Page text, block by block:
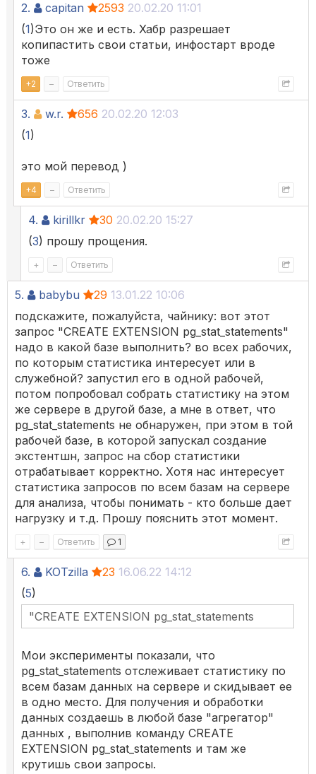
2. capitan 2593 20.02.20 11:01
(1)Это он же и есть. Хабр разрешает
копипастить свои статьи, инфостарт вроде
тоже
+2 – Ответить
3. w.r. 656 20.02.20 12:03
(1)
это мой перевод )
+4 – Ответить
4. kirillkr 30 20.02.20 15:27
(3) прошу прощения.
+ – Ответить
5. babybu 29 13.01.22 10:06
подскажите, пожалуйста, чайнику: вот этот
запрос "CREATE EXTENSION pg_stat_statements"
надо в какой базе выполнить? во всех рабочих,
по которым статистика интересует или в
служебной? запустил его в одной рабочей,
потом попробовал собрать статистику на этом
же сервере в другой базе, а мне в ответ, что
pg_stat_statements не обнаружен, при этом в той
рабочей базе, в которой запускал создание
экстентшн, запрос на сбор статистики
отрабатывает корректно. Хотя нас интересует
статистика запросов по всем базам на сервере
для анализа, чтобы понимать - кто больше дает
нагрузку и т.д. Прошу пояснить этот момент.
+ – Ответить 1
6. KOTzilla 23 16.06.22 14:12
(5)
"CREATE EXTENSION pg_stat_statements
Мои эксперименты показали, что
pg_stat_statements отслеживает статистику по
всем базам данных на сервере и скидывает ее
в одно место. Для получения и обработки
данных создаешь в любой базе "агрегатор"
данных , выполнив команду CREATE
EXTENSION pg_stat_statements и там же
крутишь свои запросы.